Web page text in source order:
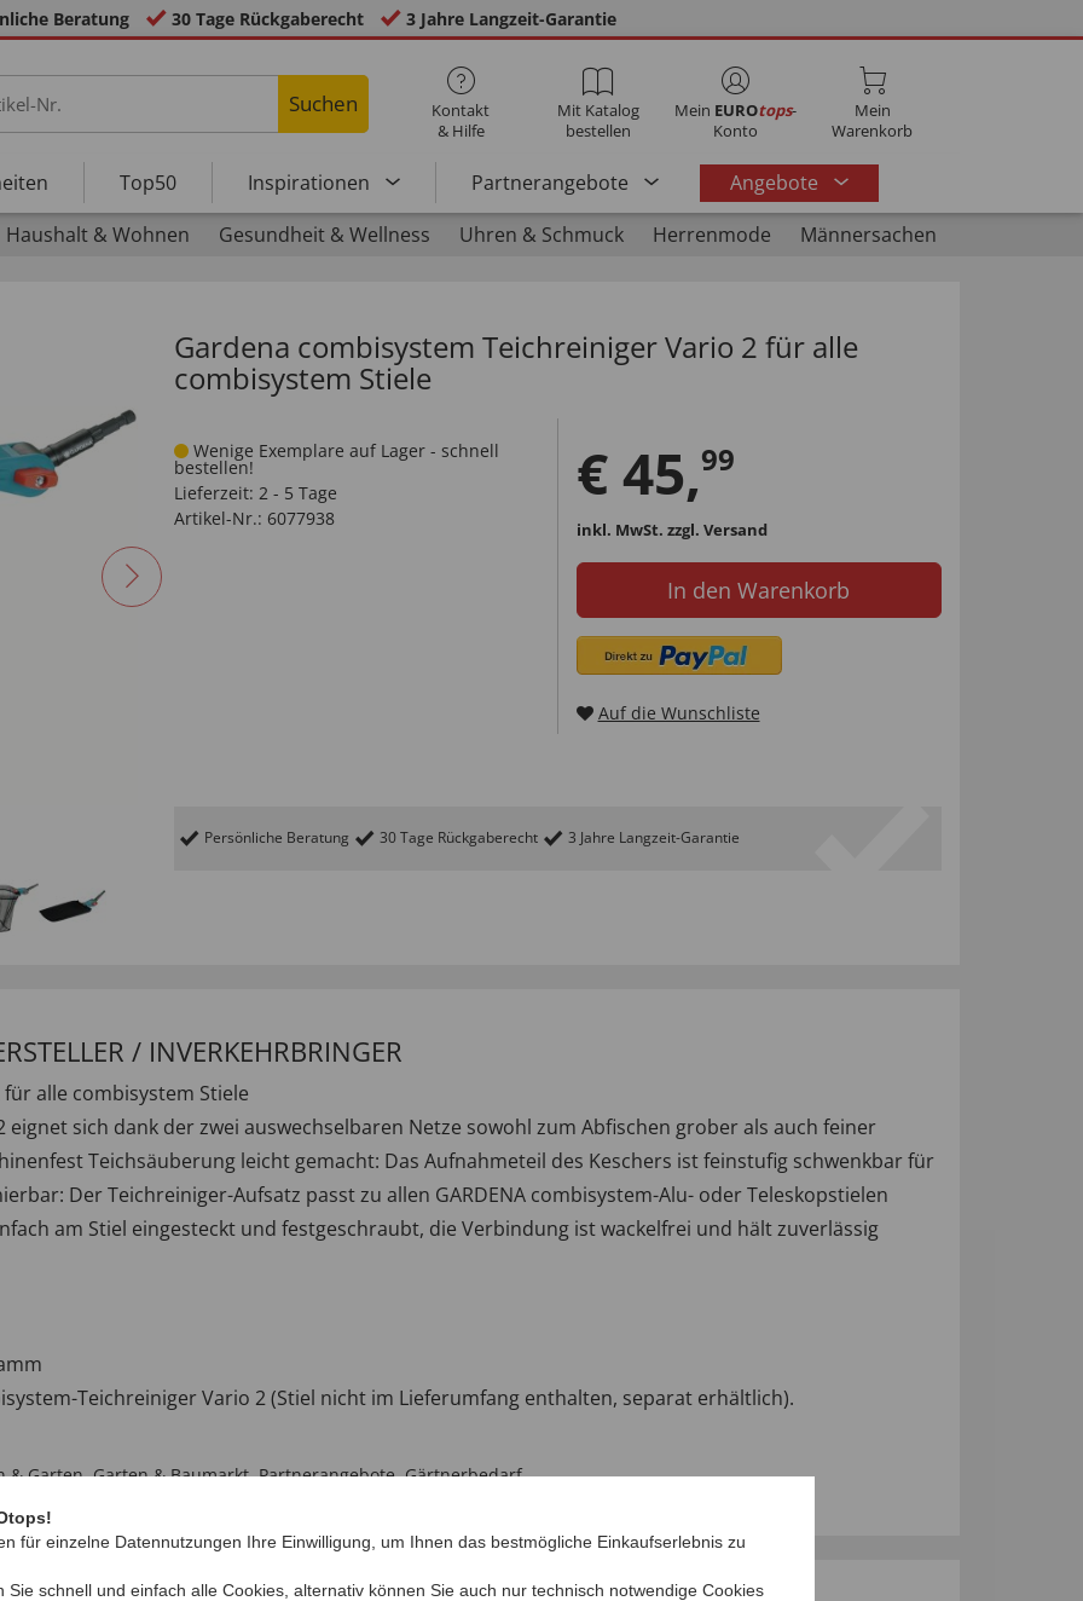
Beratung 30 Tage Rückgaberecht 3 Jahre Langzeit-Garantie
Suchen
Kontakt
& Hilfe
Mit Katalog
bestellen
Mein EUROtops-
Konto
Mein
Warenkorb
Top50 Inspirationen Partnerangebote
Angebote
Haushalt & Wohnen Gesundheit & Wellness Uhren & Schmuck Herrenmode Männersachen
Gardena combisystem Teichreiniger Vario 2 für alle
combisystem Stiele
Wenige Exemplare auf Lager - schnell
bestellen!
Lieferzeit: 2 - 5 Tage
Artikel-Nr.: 6077938
€45,99
inkl. MwSt. zzgl. Versand
In den Warenkorb
Auf die Wunschliste
Persönliche Beratung 30 Tage Rückgaberecht 3 Jahre Langzeit-Garantie
/ INVERKEHRBRINGER
alle combisystem Stiele
sich dank der zwei auswechselbaren Netze sowohl zum Abfischen grober als auch feiner
Teichsäuberung leicht gemacht: Das Aufnahmeteil des Keschers ist feinstufig schwenkbar für
Der Teichreiniger-Aufsatz passt zu allen GARDENA combisystem-Alu- oder Teleskopstielen
am Stiel eingesteckt und festgeschraubt, die Verbindung ist wackelfrei und hält zuverlässig
Teichreiniger Vario 2 (Stiel nicht im Lieferumfang enthalten, separat erhältlich).
& Garten,Garten & Baumarkt,Partnerangebote,Gärtnerbedarf
für einzelne Datennutzungen Ihre Einwilligung, um Ihnen das bestmögliche Einkaufserlebnis zu
Sie schnell und einfach alle Cookies, alternativ können Sie auch nur technisch notwendige Cookies